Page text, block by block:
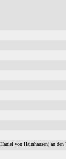
von Haimhausen) an